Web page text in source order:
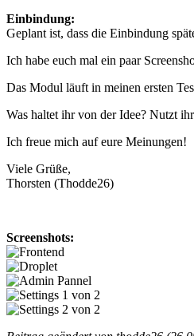
Einbindung:
Geplant ist, dass die Einbindung
Ich habe euch mal ein paar
Das Modul läuft in meinen ersten
Was haltet ihr von der Idee? Nutzt
Ich freue mich auf eure Meinungen!
Viele Grüße,
Thorsten (Thodde26)
Screenshots: